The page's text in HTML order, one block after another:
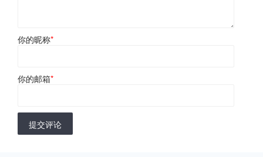
你的昵称*
你的邮箱*
提交评论